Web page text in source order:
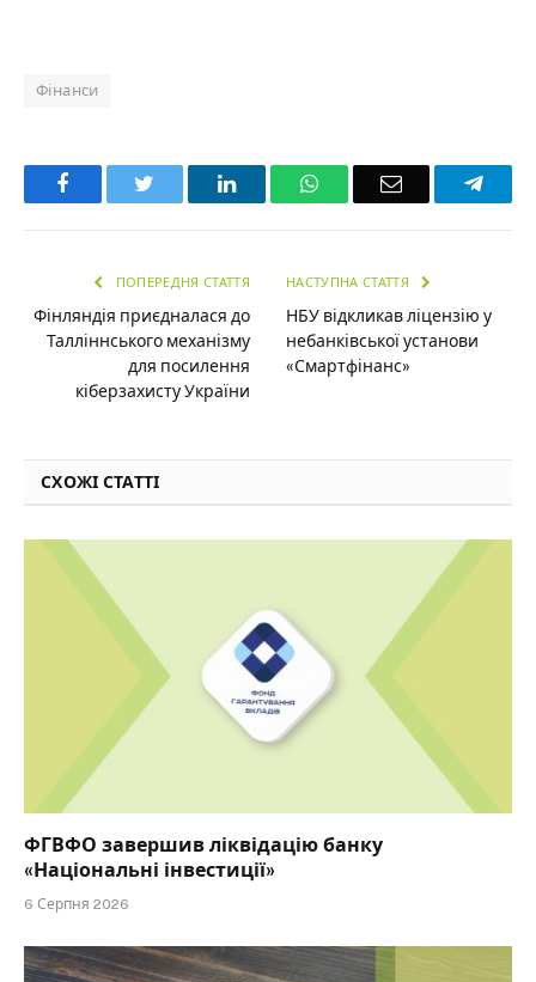
Фінанси
Facebook LinkedInWhatsAppEmail
ПОПЕРЕДНЯ СТАТТЯ
Фінляндія приєдналася до
Талліннського механізму
для посилення
кіберзахисту України
НАСТУПНА СТАТТЯ
НБУ відкликав ліцензію у
небанківської установи
«Смартфінанс»
СХОЖІ СТАТТІ
ФГВФО завершив ліквідацію банку
«Національні інвестиції»
6 Серпня 2026